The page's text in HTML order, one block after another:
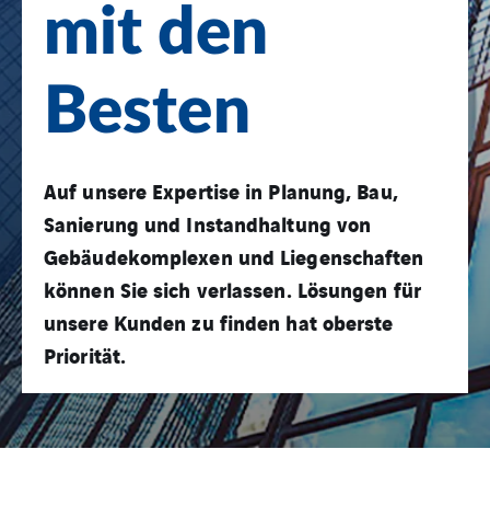
mit den
Besten
Auf unsere Expertise in Planung, Bau,
Sanierung und Instandhaltung von
Gebäudekomplexen und Liegenschaften
können Sie sich verlassen. Lösungen für
unsere Kunden zu finden hat oberste
Priorität.